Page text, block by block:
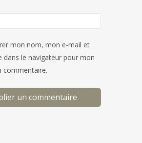
mon nom, mon e-mail et
dans le navigateur pour mon
commentaire.